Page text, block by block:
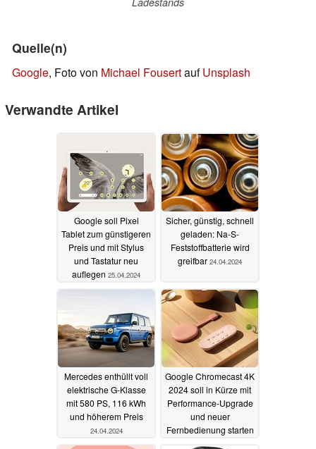
Quelle(n)
Google, Foto von Michael FousertaufUnsplash
Verwandte Artikel
Google soll Pixel
Tablet zum günstigeren
Preis und mit Stylus
und Tastatur neu
auflegen 25.04.2024
Sicher, günstig, schnell
geladen: Na-S-
Feststoffbatterie wird
greifbar 24.04.2024
Mercedes enthüllt voll
elektrische G-Klasse
mit 580 PS, 116 kWh
und höherem Preis
24.04.2024
Google Chromecast 4K
2024 soll in Kürze mit
Performance-Upgrade
und neuer
Fernbedienung starten